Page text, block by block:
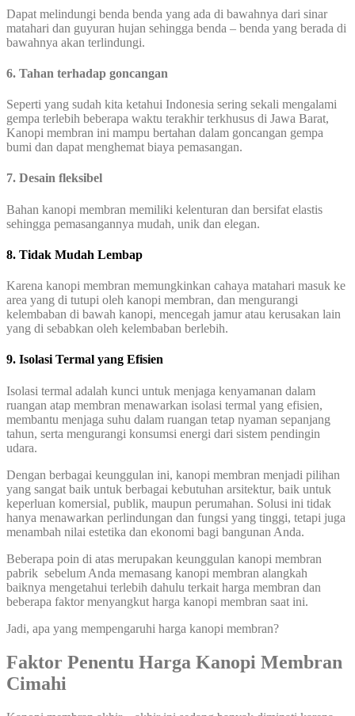
Dapat melindungi benda benda yang ada di bawahnya dari sinar
matahari dan guyuran hujan sehingga benda – benda yang berada di
bawahnya akan terlindungi.
6. Tahan terhadap goncangan
Seperti yang sudah kita ketahui Indonesia sering sekali mengalami
gempa terlebih beberapa waktu terakhir terkhusus di Jawa Barat,
Kanopi membran ini mampu bertahan dalam goncangan gempa
bumi dan dapat menghemat biaya pemasangan.
7. Desain fleksibel
Bahan kanopi membran memiliki kelenturan dan bersifat elastis
sehingga pemasangannya mudah, unik dan elegan.
8. Tidak Mudah Lembap
Karena kanopi membran memungkinkan cahaya matahari masuk ke
area yang di tutupi oleh kanopi membran, dan mengurangi
kelembaban di bawah kanopi, mencegah jamur atau kerusakan lain
yang di sebabkan oleh kelembaban berlebih.
9. Isolasi Termal yang Efisien
Isolasi termal adalah kunci untuk menjaga kenyamanan dalam
ruangan atap membran menawarkan isolasi termal yang efisien,
membantu menjaga suhu dalam ruangan tetap nyaman sepanjang
tahun, serta mengurangi konsumsi energi dari sistem pendingin
udara.
Dengan berbagai keunggulan ini, kanopi membran menjadi pilihan
yang sangat baik untuk berbagai kebutuhan arsitektur, baik untuk
keperluan komersial, publik, maupun perumahan. Solusi ini tidak
hanya menawarkan perlindungan dan fungsi yang tinggi, tetapi juga
menambah nilai estetika dan ekonomi bagi bangunan Anda.
Beberapa poin di atas merupakan keunggulan kanopi membran
pabrik sebelum Anda memasang kanopi membran alangkah
baiknya mengetahui terlebih dahulu terkait harga membran dan
beberapa faktor menyangkut harga kanopi membran saat ini.
Jadi, apa yang mempengaruhi harga kanopi membran?
Faktor Penentu Harga Kanopi Membran
Cimahi